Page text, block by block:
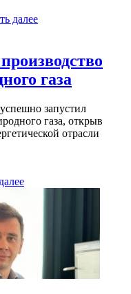
далее
газа
запустил
газа, открыв
отрасли